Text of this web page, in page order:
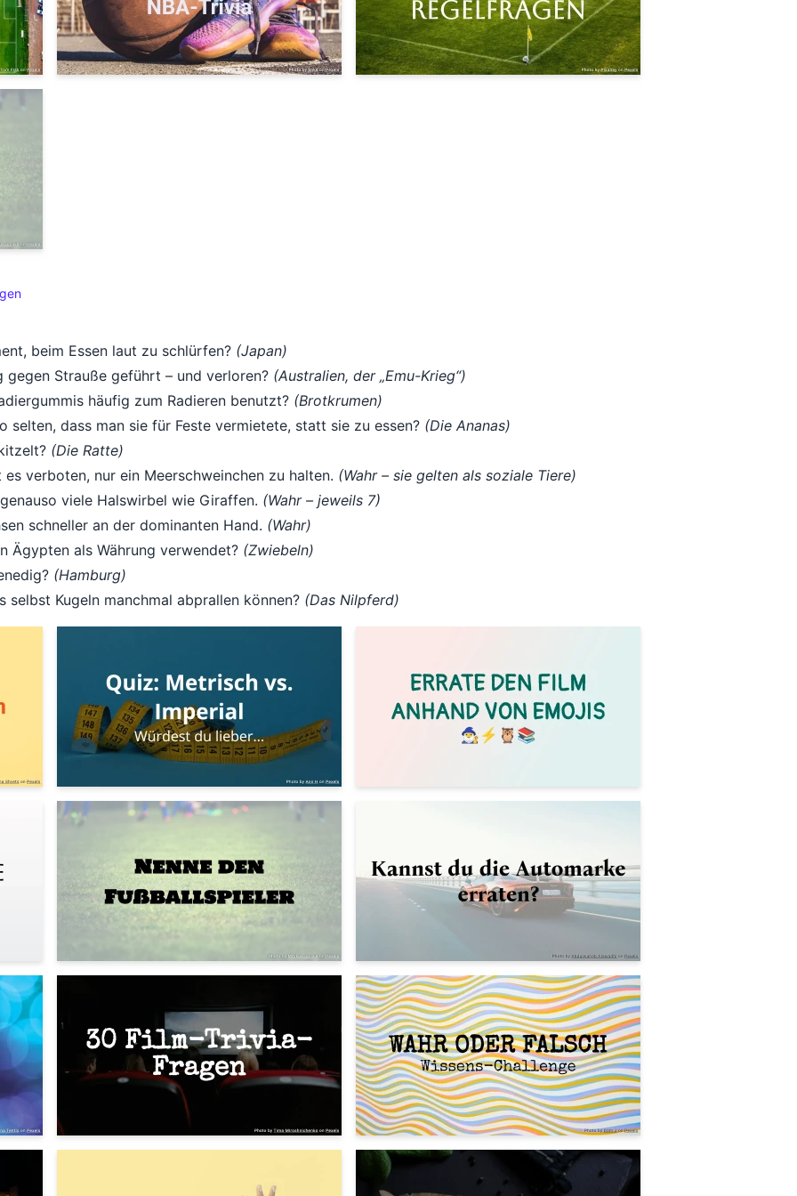
beim Essen laut zu schlürfen? (Japan)
gegen Strauße geführt – und verloren? (Australien, der „Emu-Krieg“)
häufig zum Radieren benutzt? (Brotkrumen)
selten, dass man sie für Feste vermietete, statt sie zu essen? (Die Ananas)
(Die Ratte)
verboten, nur ein Meerschweinchen zu halten. (Wahr – sie gelten als soziale Tiere)
viele Halswirbel wie Giraffen. (Wahr – jeweils 7)
schneller an der dominanten Hand. (Wahr)
Ägypten als Währung verwendet? (Zwiebeln)
(Hamburg)
selbst Kugeln manchmal abprallen können? (Das Nilpferd)